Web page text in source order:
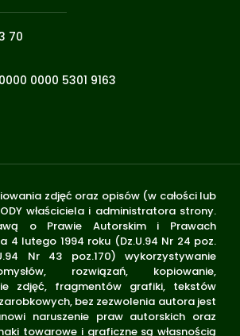
70
0000 5301 9163
zdjęć oraz opisów (w całości lub
właściciela i administratora strony.
o Prawie Autorskim i Prawach
4 lutego 1994 roku (Dz.U.94 Nr 24 poz.
Nr 43 poz.170) wykorzystywanie
rozwiązań, kopiowanie,
zdjęć, fragmentów grafiki, tekstów
bez zezwolenia autora jest
naruszenie praw autorskich oraz
towarowe i graficzne są własnością